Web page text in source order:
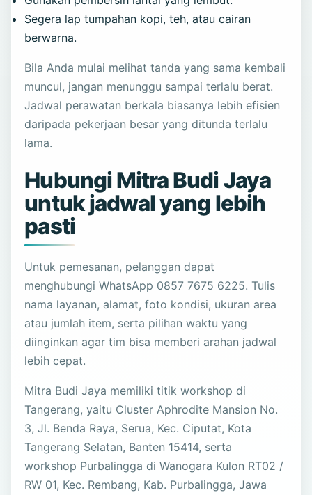
Segera lap tumpahan kopi, teh, atau cairan
berwarna.
Bila Anda mulai melihat tanda yang sama kembali
muncul, jangan menunggu sampai terlalu berat.
Jadwal perawatan berkala biasanya lebih efisien
daripada pekerjaan besar yang ditunda terlalu
lama.
Hubungi Mitra Budi Jaya
untuk jadwal yang lebih
pasti
Untuk pemesanan, pelanggan dapat
menghubungi WhatsApp 0857 7675 6225. Tulis
nama layanan, alamat, foto kondisi, ukuran area
atau jumlah item, serta pilihan waktu yang
diinginkan agar tim bisa memberi arahan jadwal
lebih cepat.
Mitra Budi Jaya memiliki titik workshop di
Tangerang, yaitu Cluster Aphrodite Mansion No.
3, Jl. Benda Raya, Serua, Kec. Ciputat, Kota
Tangerang Selatan, Banten 15414, serta
workshop Purbalingga di Wanogara Kulon RT02 /
RW 01, Kec. Rembang, Kab. Purbalingga, Jawa